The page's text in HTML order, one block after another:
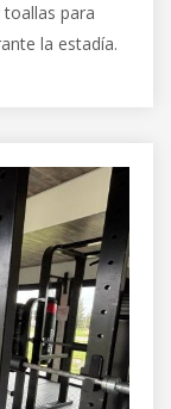
para
la estadía.